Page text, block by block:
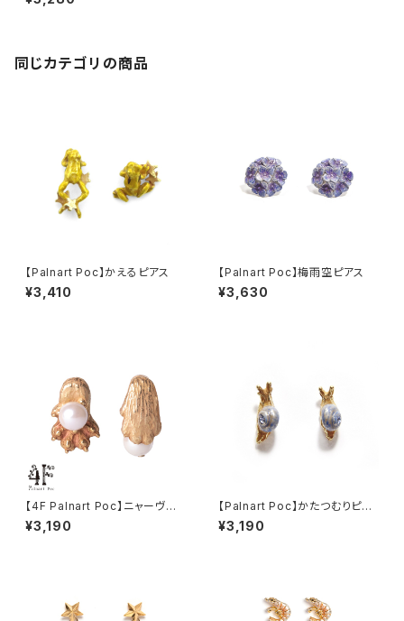
同じカテゴリの商品
【Palnart Poc】かえるピアス
¥3,410
【Palnart Poc】梅雨空ピアス
¥3,630
【4F Palnart Poc】ニャーヴェ
ストピアス ネコ
¥3,190
【Palnart Poc】かたつむりピア
ス
¥3,190